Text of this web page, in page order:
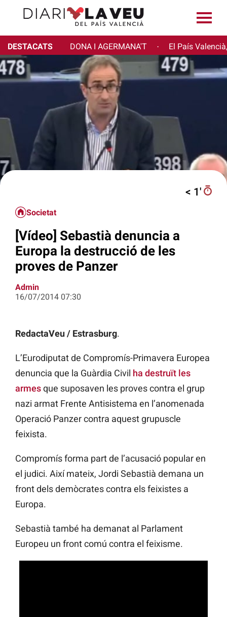
DESTACATS DONA I AGERMANA'T · El País
< 1′
Societat
[Vídeo] Sebastià denuncia a
Europa la destrucció de les
proves de Panzer
Admin
16/07/2014 07:30
RedactaVeu / Estrasburg.
L’Eurodiputat de Compromís-Primavera Europea
denuncia que la Guàrdia Civil ha destruït les
armesque suposaven les proves contra el grup
nazi armat Frente Antisistema en l’anomenada
Operació Panzer contra aquest grupuscle
feixista.
Compromís forma part de l’acusació popular en
el judici. Així mateix, Jordi Sebastià demana un
front dels demòcrates contra els feixistes a
Europa.
Sebastià també ha demanat al Parlament
Europeu un front comú contra el feixisme.